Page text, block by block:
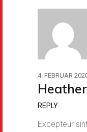
4. FEBRUAR
REPLY
Excepteur